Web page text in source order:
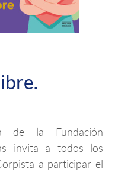
de la Fundación
invita a todos los
a participar el